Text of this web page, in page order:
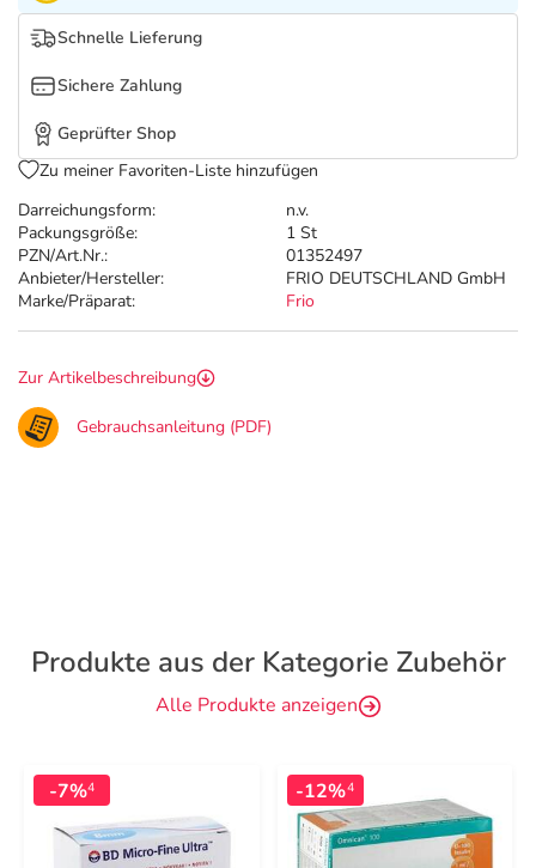
Tierapotheke
Vitamine & Mineralstoffe
Marken
Salus Deals
Darreichungsform:
n.v.
Packungsgröße:
1 St
PZN/Art.Nr.:
01352497
Anbieter/Hersteller:
FRIO DEUTSCHLAND GmbH
Marke/Präparat:
Frio
Schnelle Lieferung
Sichere Zahlung
Geprüfter Shop
Zu meiner Favoriten-Liste hinzufügen
Zur Artikelbeschreibung
Gebrauchsanleitung (PDF)
Produkte aus der Kategorie Zubehör
Alle Produkte anzeigen
-7%4 -12%4